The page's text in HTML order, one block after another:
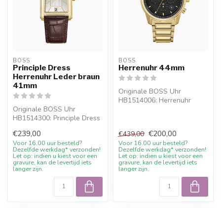
BOSS
Principle Dress
Herrenuhr Leder braun
41mm
Originale BOSS Uhr
HB1514300: Principle Dress
41mm. Online...
€239,00
Voor 16.00 uur besteld?
Dezelfde werkdag* verzonden!
Let op: indien u kiest voor een
gravure, kan de levertijd iets
langer zijn.
BOSS
Herrenuhr 44mm
Originale BOSS Uhr
HB1514006: Herrenuhr
€439,00 €200,00
Voor 16.00 uur besteld?
Dezelfde werkdag* verzonden!
Let op: indien u kiest voor een
gravure, kan de levertijd iets
langer zijn.